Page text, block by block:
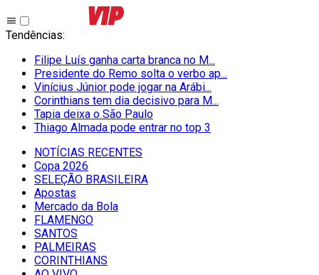
Tendências:
Filipe Luís ganha carta branca no M...
Presidente do Remo solta o verbo ap...
Vinícius Júnior pode jogar na Arábi...
Corinthians tem dia decisivo para M...
Tapia deixa o São Paulo
Thiago Almada pode entrar no top 3
NOTÍCIAS RECENTES
Copa 2026
SELEÇÃO BRASILEIRA
Apostas
Mercado da Bola
FLAMENGO
SANTOS
PALMEIRAS
CORINTHIANS